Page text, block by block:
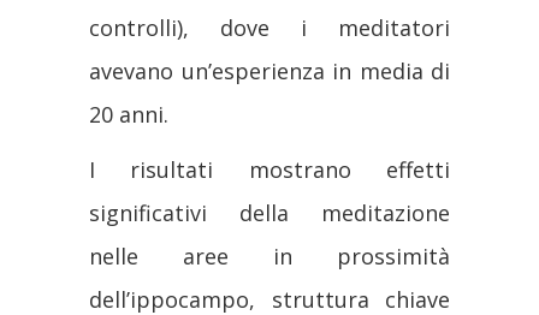
controlli), dove i meditatori
avevano un’esperienza in media di
20 anni.
I risultati mostrano effetti
significativi della meditazione
nelle aree in prossimità
dell’ippocampo, struttura chiave